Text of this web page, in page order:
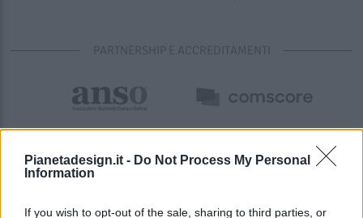
Pianetadesign.it - Do Not Process My Personal
Information
If you wish to opt-out of the sale, sharing to third parties, or
PARTNERSHIP E ACCREDITAMENTI